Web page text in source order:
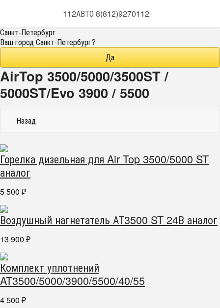
112АВТО 8(812)9270112
Санкт-Петербург
Ваш городСанкт-Петербург?
AirTop 3500/5000/3500ST /
5000ST/Evo 3900 / 5500
Назад
Горелка дизельная для Air Top 3500/5000 ST
аналог
5 500 ₽
Воздушный нагнетатель АТ3500 ST 24В аналог
13 900 ₽
Комплект уплотнений
AT3500/5000/3900/5500/40/55
4 500 ₽